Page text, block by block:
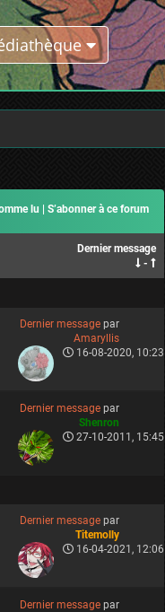
lu S’abonner à ce forum
Dernier message
-
Dernier message par
Amaryllis
16-08-2020, 10:23
Dernier message par
Shenron
27-10-2011, 15:45
Dernier message par
Titemolly
16-04-2021, 12:06
Dernier message par